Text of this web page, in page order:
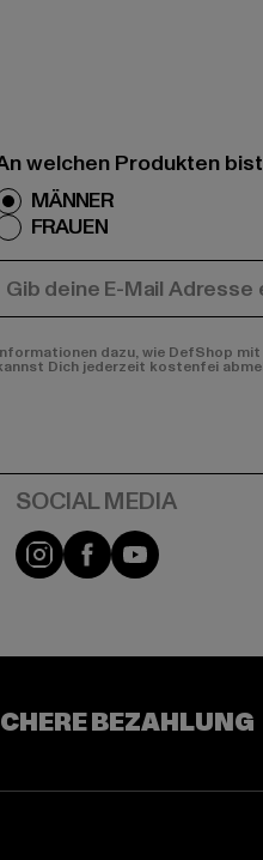
welchen Produkten
MÄNNER
FRAUEN
E-MAIL
dazu, wie DefShop
Dich jederzeit kostenfei
Instagram
FacebookYouTube
BEZAHLUNG